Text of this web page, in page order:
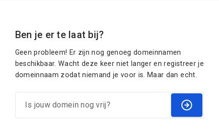
Ben je er te laat bij?
Geen probleem! Er zijn nog genoeg domeinnamen
beschikbaar. Wacht deze keer niet langer en registreer je
domeinnaam zodat niemand je voor is. Maar dan echt.